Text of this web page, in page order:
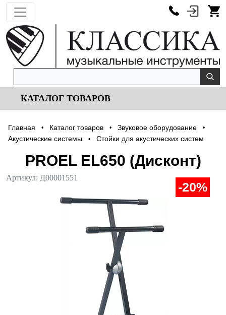
КАТАЛОГ ТОВАРОВ
Главная • Каталог товаров • Звуковое оборудование •
Акустические системы • Стойки для акустических систем
PROEL EL650 (Дисконт)
Артикул: Д00001551
-20%